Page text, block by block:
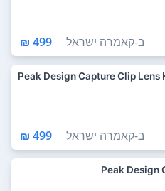
ב-קאמרה ישראל 499 ₪
Peak Design Capture Clip Lens
ב-קאמרה ישראל 499 ₪
Peak Design